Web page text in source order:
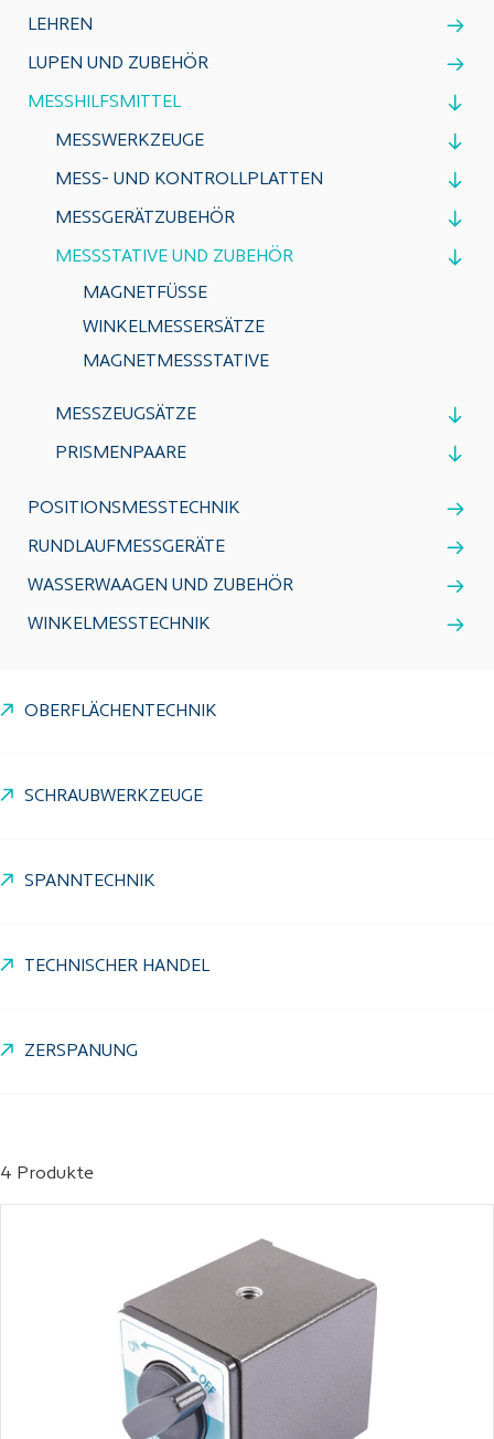
LEHREN
LUPEN UND ZUBEHÖR
MESSHILFSMITTEL
MESSWERKZEUGE
MESS- UND KONTROLLPLATTEN
MESSGERÄTZUBEHÖR
MESSSTATIVE UND ZUBEHÖR
MAGNETFÜSSE
WINKELMESSERSÄTZE
MAGNETMESSSTATIVE
MESSZEUGSÄTZE
PRISMENPAARE
POSITIONSMESSTECHNIK
RUNDLAUFMESSGERÄTE
WASSERWAAGEN UND ZUBEHÖR
WINKELMESSTECHNIK
OBERFLÄCHENTECHNIK
SCHRAUBWERKZEUGE
SPANNTECHNIK
TECHNISCHER HANDEL
ZERSPANUNG
4 Produkte